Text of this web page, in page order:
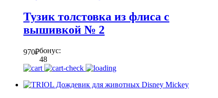
Тузик толстовка из флиса с
вышивкой № 2
970₽бонус:
48